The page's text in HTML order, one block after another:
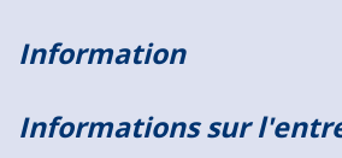
Information
Informations sur